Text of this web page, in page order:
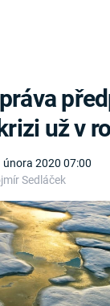
února 2020 07:00
Sedláček
už v